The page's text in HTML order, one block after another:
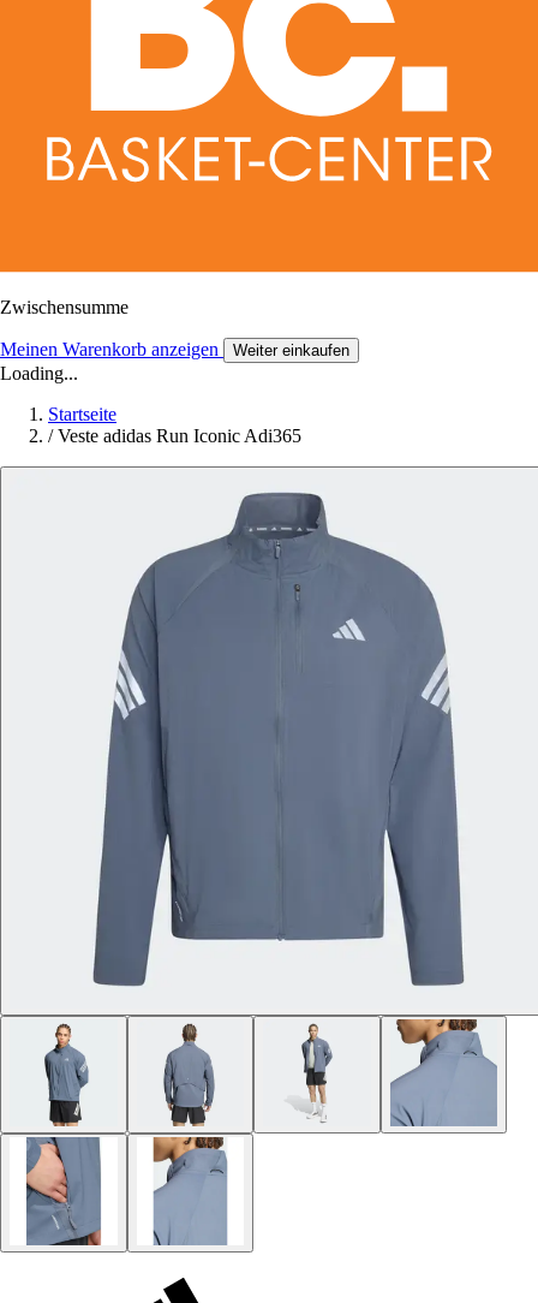
Zwischensumme
Meinen Warenkorb anzeigen Weiter einkaufen
Loading...
Startseite
/ Veste adidas Run Iconic Adi365